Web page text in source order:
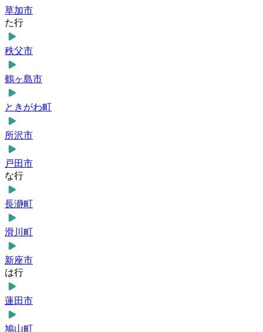
草加市
た行
秩父市
鶴ヶ島市
ときがわ町
所沢市
戸田市
な行
長瀞町
滑川町
新座市
は行
蓮田市
鳩山町